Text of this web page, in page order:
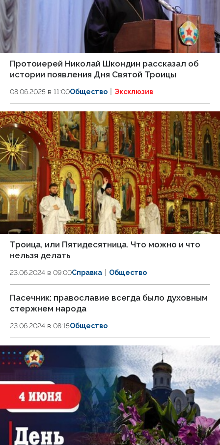
Протоиерей Николай Шкондин рассказал об
истории появления Дня Святой Троицы
08.06.2025 в 11:00Общество Эксклюзив
Троица, или Пятидесятница. Что можно и что
нельзя делать
23.06.2024 в 09:00Справка Общество
Пасечник: православие всегда было духовным
стержнем народа
23.06.2024 в 08:15Общество